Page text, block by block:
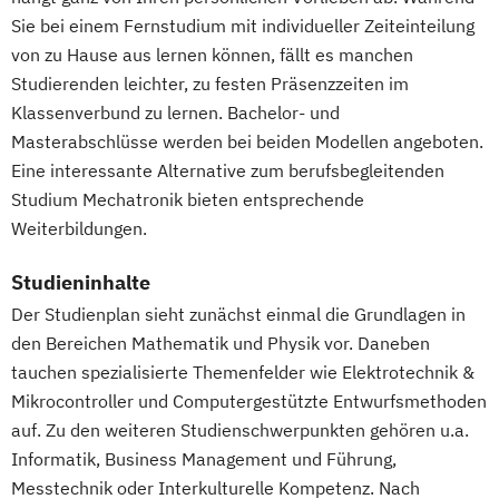
Marketingmanagement Maschinenbau
Master of Business Administration (DE/EN)
Mechatronik Mediendesign
Medieninformatik Medienmanagement
Medizinische Informatik Medizintechnik
Modemanagement
Nachhaltiges Management
Personalentwicklung
Personalmanagement
Personalmanagement (DE/EN)
Pflege
Pflegemanagement Pflegepädagogik
Physiotherapie
Product Management (DE/EN)
Sie bei einem Fernstudium mit individueller Zeiteinteilung
von zu Hause aus lernen können, fällt es manchen
Studierenden leichter, zu festen Präsenzzeiten im
Klassenverbund zu lernen. Bachelor- und
Masterabschlüsse werden bei beiden Modellen angeboten.
Eine interessante Alternative zum berufsbegleitenden
Studium Mechatronik bieten entsprechende
Weiterbildungen.
Studieninhalte
Der Studienplan sieht zunächst einmal die Grundlagen in
den Bereichen Mathematik und Physik vor. Daneben
tauchen spezialisierte Themenfelder wie Elektrotechnik &
Mikrocontroller und Computergestützte Entwurfsmethoden
auf. Zu den weiteren Studienschwerpunkten gehören u.a.
Informatik, Business Management und Führung,
Messtechnik oder Interkulturelle Kompetenz. Nach